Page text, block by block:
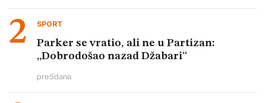
SPORT
Parker se vratio, ali ne u Partizan:
„Dobrodošao nazad Džabari“
pre5dana